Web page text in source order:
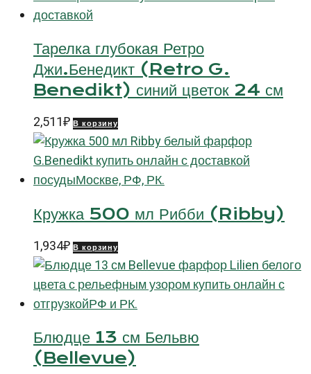
Тарелка глубокая Ретро
Джи.Бенедикт (Retro G.
Benedikt) синий цветок 24 см
2,511₽ В корзину
Кружка 500 мл Рибби (Ribby)
1,934₽ В корзину
Блюдце 13 см Бельвю
(Bellevue)